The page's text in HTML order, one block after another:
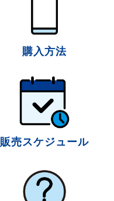
購入方法
販売スケジュール